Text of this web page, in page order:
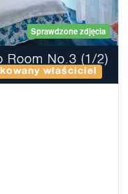
Sprawdzone zdjęcia
Room No.3 (1/2)
właściciel